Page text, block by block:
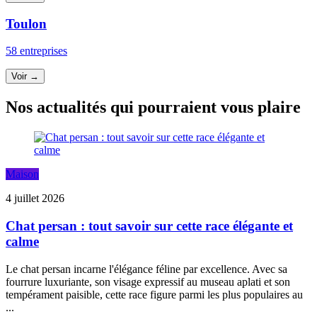
Toulon
58 entreprises
Voir →
Nos actualités qui pourraient vous plaire
Maison
4 juillet 2026
Chat persan : tout savoir sur cette race élégante et
calme
Le chat persan incarne l'élégance féline par excellence. Avec sa
fourrure luxuriante, son visage expressif au museau aplati et son
tempérament paisible, cette race figure parmi les plus populaires au
...